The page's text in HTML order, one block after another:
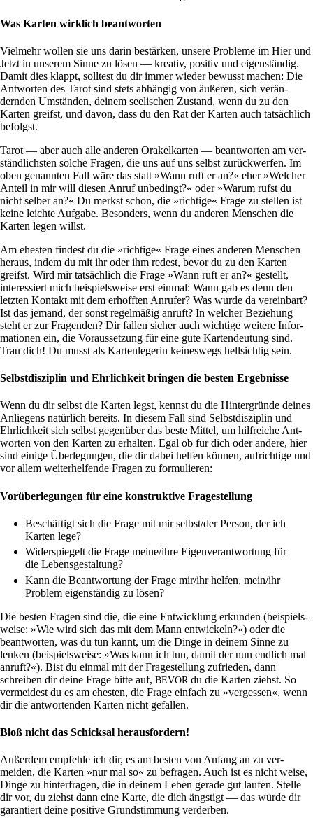
Was Karten wirklich beantworten
Viel­mehr wollen sie uns darin bestärken, unsere Pro­bleme im Hier und
Jetzt in unserem Sinne zu lösen — kreativ, positiv und eigen­ständig.
Damit dies klappt, soll­test du dir immer wieder bewusst machen: Die
Ant­worten des Tarot sind stets abhängig von äußeren, sich ver­än­
dernden Umständen, deinem see­li­schen Zustand, wenn du zu den
Karten greifst, und davon, dass du den Rat der Karten auch tat­säch­lich
befolgst.
Tarot — aber auch alle anderen Ora­kel­karten — beant­worten am ver­
ständ­lich­sten solche Fragen, die uns auf uns selbst zurück­werfen. Im
oben genannten Fall wäre das statt »Wann ruft er an?« eher »Wel­cher
Anteil in mir will diesen Anruf unbe­dingt?« oder »Warum rufst du
nicht selber an?« Du merkst schon, die »rich­tige« Frage zu stellen ist
keine leichte Auf­gabe. Beson­ders, wenn du anderen Men­schen die
Karten legen willst.
Am ehe­sten fin­dest du die »rich­tige« Frage eines anderen Men­schen
heraus, indem du mit ihr oder ihm redest, bevor du zu den Karten
greifst. Wird mir tat­säch­lich die Frage »Wann ruft er an?« gestellt,
inter­es­siert mich bei­spiels­weise erst einmal: Wann gab es denn den
letzten Kon­takt mit dem erhofften Anrufer? Was wurde da ver­ein­bart?
Ist das jemand, der sonst regel­mäßig anruft? In wel­cher Bezie­hung
steht er zur Fra­genden? Dir fallen sicher auch wich­tige wei­tere Infor­
ma­tionen ein, die Vor­aus­set­zung für eine gute Kar­ten­deu­tung sind.
Trau dich! Du musst als Kar­ten­le­gerin kei­nes­wegs hell­sichtig sein.
Selbstdisziplin und Ehrlichkeit bringen die besten Ergebnisse
Wenn du dir selbst die Karten legst, kennst du die Hin­ter­gründe deines
Anlie­gens natür­lich bereits. In diesem Fall sind Selbst­dis­zi­plin und
Ehr­lich­keit sich selbst gegen­über das beste Mittel, um hilf­reiche Ant­
worten von den Karten zu erhalten. Egal ob für dich oder andere, hier
sind einige Über­le­gungen, die dir dabei helfen können, auf­rich­tige und
vor allem wei­ter­hel­fende Fragen zu formulieren:
Vorüberlegungen für eine konstruktive Fragestellung
Beschäf­tigt sich die Frage mit mir selbst/der Person, der ich
Karten lege?
Wider­spie­gelt die Frage meine/ihre Eigen­ver­ant­wor­tung für
die Lebensgestaltung?
Kann die Beant­wor­tung der Frage mir/ihr helfen, mein/ihr
Pro­blem eigen­ständig zu lösen?
Die besten Fragen sind die, die eine Ent­wick­lung erkunden (bei­spiels­
weise: »Wie wird sich das mit dem Mann ent­wickeln?«) oder die
beant­worten, was du tun kannt, um die Dinge in deinem Sinne zu
lenken (bei­spiels­weise: »Was kann ich tun, damit der nun end­lich mal
anruft?«). Bist du einmal mit der Fra­ge­stel­lung zufrieden, dann
schreiben dir deine Frage bitte auf, BEVOR du die Karten ziehst. So
ver­mei­dest du es am ehe­sten, die Frage ein­fach zu »ver­gessen«, wenn
dir die ant­wor­tenden Karten nicht gefallen.
Bloß nicht das Schicksal herausfordern!
Außerdem emp­fehle ich dir, es am besten von Anfang an zu ver­
meiden, die Karten »nur mal so« zu befragen. Auch ist es nicht weise,
Dinge zu hin­ter­fragen, die in deinem Leben gerade gut laufen. Stelle
dir vor, du ziehst dann eine Karte, die dich äng­stigt — das würde dir
garan­tiert deine posi­tive Grund­stim­mung verderben.